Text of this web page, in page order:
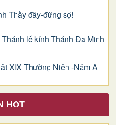
Thầy đây-đừng sợ!
lễ kính Thánh Đa Minh
XIX Thường Niên -Năm A
HOT